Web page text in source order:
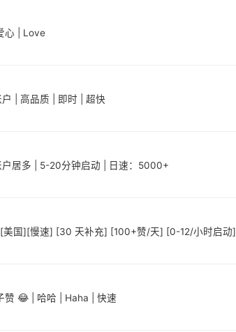
心 | Love
| 高品质 | 即时 | 超快
居多 | 5-20分钟启动 | 日速：5000+
美国][慢速] [30 天补充] [100+赞/天] [0-12/小时启动]
赞 😂 | 哈哈 | Haha | 快速